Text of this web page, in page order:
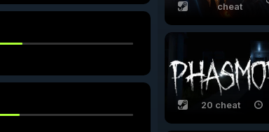
cheat
20 cheat